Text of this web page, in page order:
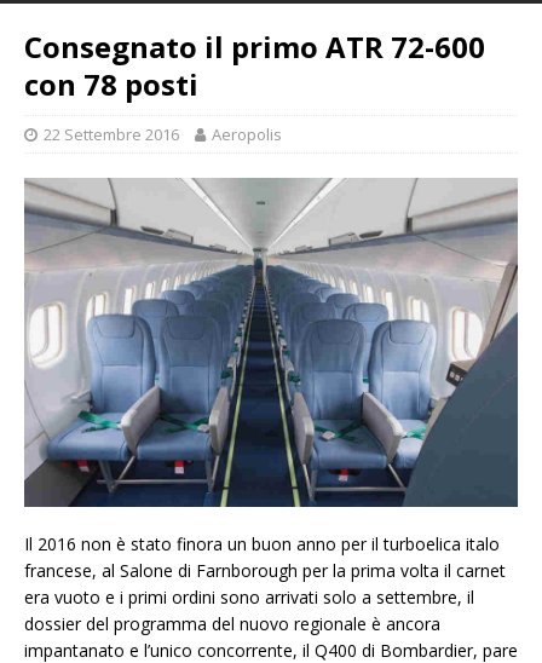
Consegnato il primo ATR 72-600
con 78 posti
22 Settembre 2016 Aeropolis
Il 2016 non è stato finora un buon anno per il turboelica italo
francese, al Salone di Farnborough per la prima volta il carnet
era vuoto e i primi ordini sono arrivati solo a settembre, il
dossier del programma del nuovo regionale è ancora
impantanato e l’unico concorrente, il Q400 di Bombardier, pare